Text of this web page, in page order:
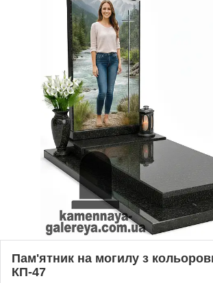
Пам'ятник на могилу з
КП-47